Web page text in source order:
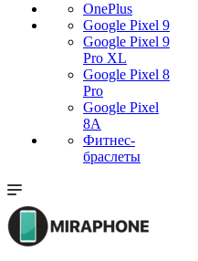
OnePlus
Google Pixel 9
Google Pixel 9
Pro XL
Google Pixel 8
Pro
Google Pixel
8A
Фитнес-
браслеты